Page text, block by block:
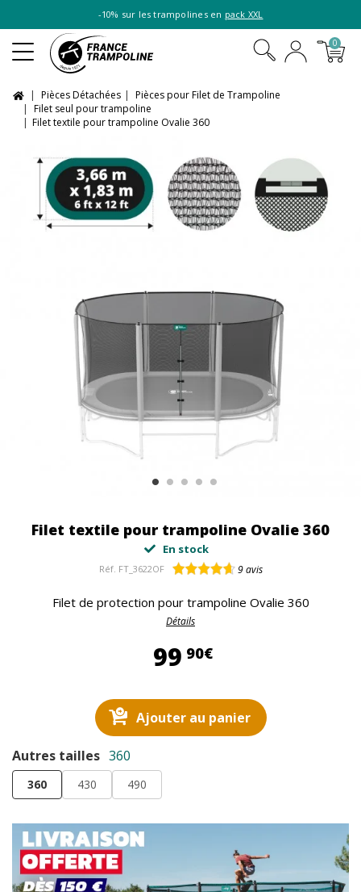
-10% sur les trampolines en pack XXL
0
Pièces Détachées
Pièces pour Filet de Trampoline
Filet seul pour trampoline
Filet textile pour trampoline Ovalie 360
Filet textile pour trampoline Ovalie 360
En stock
Réf. FT_3622OF 9avis
Filet de protection pour trampoline Ovalie 360
Détails
99 90€99,90 €
Ajouter au panier
Autres tailles 360
360 430 490